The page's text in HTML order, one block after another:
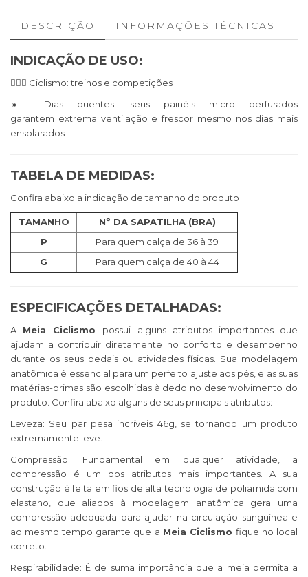
DESCRIÇÃO INFORMAÇÕES TÉCNICAS
INDICAÇÃO DE USO:
🚴🏼‍♀️ Ciclismo: treinos e competições
☀️ Dias quentes: seus painéis micro perfurados
garantem extrema ventilação e frescor mesmo nos dias mais
ensolarados
TABELA DE MEDIDAS:
Confira abaixo a indicação de tamanho do produto
TAMANHO
Nº DA SAPATILHA (BRA)
P
Para quem calça de 36 à 39
G
Para quem calça de 40 à 44
ESPECIFICAÇÕES DETALHADAS:
A Meia Ciclismo possui alguns atributos importantes que
ajudam a contribuir diretamente no conforto e desempenho
durante os seus pedais ou atividades físicas. Sua modelagem
anatômica é essencial para um perfeito ajuste aos pés, e as suas
matérias-primas são escolhidas à dedo no desenvolvimento do
produto. Confira abaixo alguns de seus principais atributos:
Leveza: Seu par pesa incríveis 46g, se tornando um produto
extremamente leve.
Compressão: Fundamental em qualquer atividade, a
compressão é um dos atributos mais importantes. A sua
construção é feita em fios de alta tecnologia de poliamida com
elastano, que aliados à modelagem anatômica gera uma
compressão adequada para ajudar na circulação sanguínea e
ao mesmo tempo garante que a Meia Ciclismo fique no local
correto.
Respirabilidade: É de suma importância que a meia permita a